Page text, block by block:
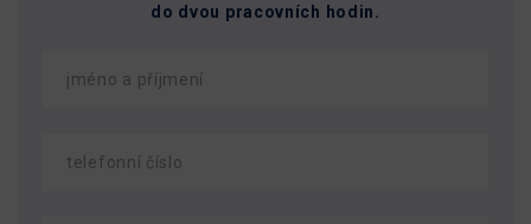
do dvou pracovních hodin.